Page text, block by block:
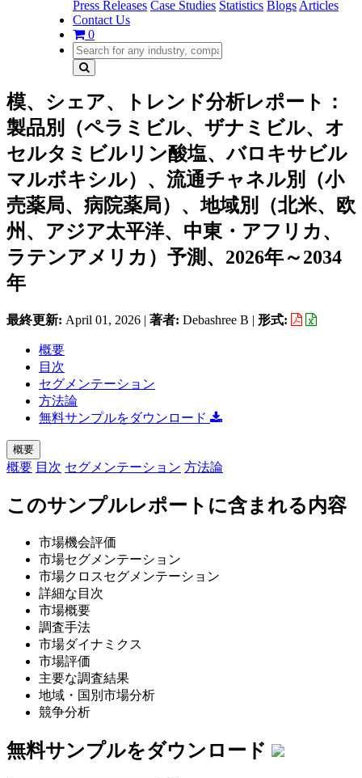
Press Releases Case Studies Statistics Blogs Articles
Contact Us
0
模、シェア、トレンド分析レポート：
製品別（ペラミビル、ザナミビル、オ
セルタミビルリン酸塩、バロキサビル
マルボキシル）、流通チャネル別（小
売薬局、病院薬局）、地域別（北米、欧
州、アジア太平洋、中東・アフリカ、
ラテンアメリカ）予測、2026年～2034
年
最終更新: April 01, 2026 | 著者: Debashree B | 形式:
概要
目次
セグメンテーション
方法論
無料サンプルをダウンロード
概要
概要 目次 セグメンテーション 方法論
このサンプルレポートに含まれる内容
市場機会評価
市場セグメンテーション
市場クロスセグメンテーション
詳細な目次
市場概要
調査手法
市場ダイナミクス
市場評価
主要な調査結果
地域・国別市場分析
競争分析
無料サンプルをダウンロード